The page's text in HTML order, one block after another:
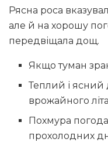
Рясна роса
але й на хорошу
передвіщала дощ.
Якщо туман
Теплий і ясний
врожайного
Похмура погода
прохолодних